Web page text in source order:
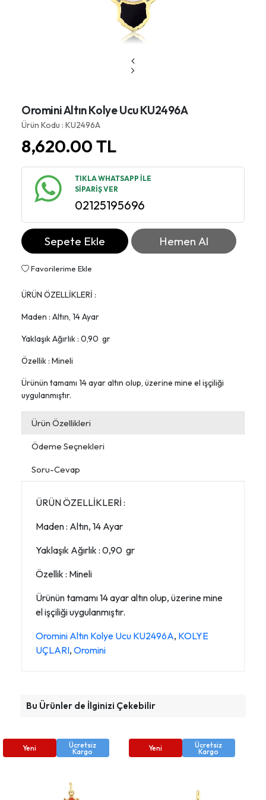
Oromini Altın Kolye Ucu KU2496A
Ürün Kodu : KU2496A
8,620.00TL
TIKLA WHATSAPP İLE
SİPARİŞ VER
02125195696
Sepete Ekle Hemen Al
Favorilerime Ekle
ÜRÜN ÖZELLİKLERİ :
Maden : Altın, 14 Ayar
Yaklaşık Ağırlık : 0,90 gr
Özellik : Mineli
Ürünün tamamı 14 ayar altın olup, üzerine mine el işçiliği
uygulanmıştır.
Ürün Özellikleri
Ödeme Seçnekleri
Soru-Cevap
ÜRÜN ÖZELLİKLERİ :
Maden : Altın, 14 Ayar
Yaklaşık Ağırlık : 0,90 gr
Özellik : Mineli
Ürünün tamamı 14 ayar altın olup, üzerine mine
el işçiliği uygulanmıştır.
Oromini Altın Kolye Ucu KU2496A, KOLYE
UÇLARI, Oromini
Bu Ürünler de İlginizi Çekebilir
Yeni Ücretsiz
Kargo Yeni Ücretsiz
Kargo